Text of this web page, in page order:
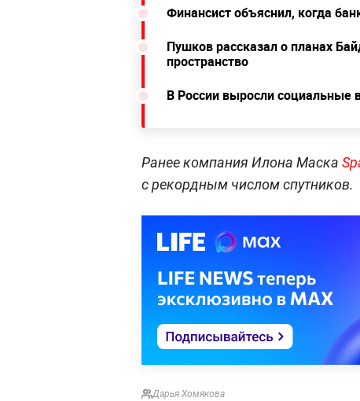
Финансист объяснил, когда
Пушков рассказал о планах
пространство
В России выросли социальные
Ранее компания Илона Маска
с рекордным числом спутников.
Дарья Хомякова